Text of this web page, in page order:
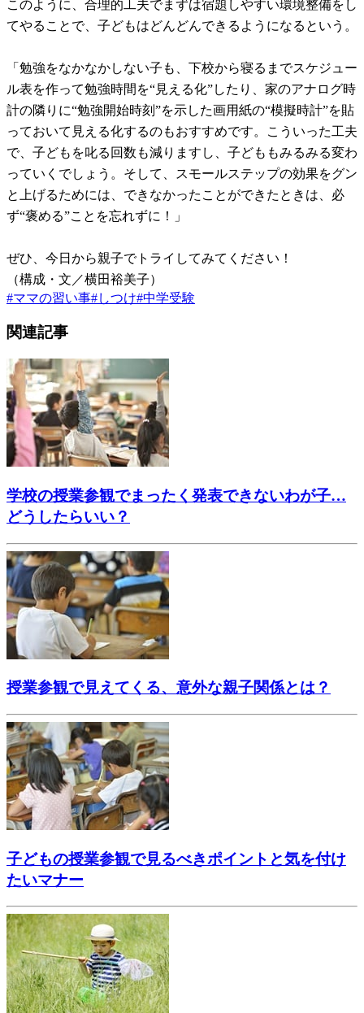
このように、合理的工夫でまずは宿題しやすい環境整備をし
てやることで、子どもはどんどんできるようになるという。
「勉強をなかなかしない子も、下校から寝るまでスケジュー
ル表を作って勉強時間を“見える化”したり、家のアナログ時
計の隣りに“勉強開始時刻”を示した画用紙の“模擬時計”を貼
っておいて見える化するのもおすすめです。こういった工夫
で、子どもを叱る回数も減りますし、子どももみるみる変わ
っていくでしょう。そして、スモールステップの効果をグン
と上げるためには、できなかったことができたときは、必
ず“褒める”ことを忘れずに！」
ぜひ、今日から親子でトライしてみてください！
（構成・文／横田裕美子）
#ママの習い事#しつけ#中学受験
関連記事
学校の授業参観でまったく発表できないわが子…
どうしたらいい？
授業参観で見えてくる、意外な親子関係とは？
子どもの授業参観で見るべきポイントと気を付け
たいマナー